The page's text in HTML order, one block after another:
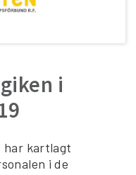
i
har kartlagt
i de